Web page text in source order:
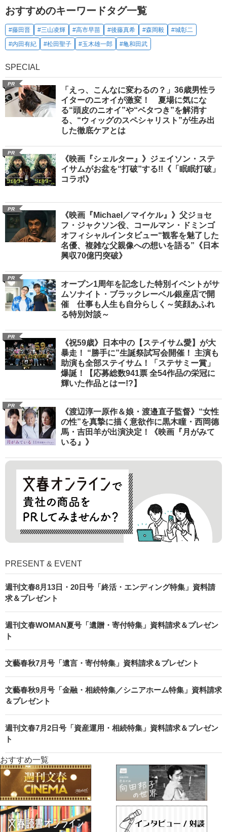
おすすめのキーワードタグ一覧
#藤田晋 #三山凌輝 #高市早苗 #後藤真希 #森岡毅
#城彰二
#内田有紀
#松田聖子 #玉木雄一郎 #亀和田武
SPECIAL
PR
「えっ、こんなに変わるの？」36歳男性ラ
イターのニオイが激変！ 夏場に気にな
る“頭皮のニオイ”や“ベタつき”を解消す
る、“ウィッグのスペシャリスト”が生み出
した徹底ケアとは
PR
《映画『シェルター』》ジェイソン・ステ
イサムがお盆を“打破”する!!《「眠眠打破」
コラボ》
PR
《映画『Michael／マイケル』》父ジョセ
フ・ジャクソン役、コールマン・ドミンゴ
オフィシャルインタビュー“観客を魅了した
名優、複雑な父親像への想いを語る”《日本
興収70億円突破》
PR
オープン1周年を記念した特別イベントがサ
ムソナイト・ブラックレーベル銀座店で開
催 仕事も人生も自分らしく～笑顔あふれ
る特別対談～
PR
《祝59歳》日本中の【ステイサム愛】が大
暴走！ “勝手に”生誕祭試写会開催！ 主演も
助演も全部ステイサム！「ステサミー賞」
爆誕！【応募総数941票 全54作品の栄冠に
輝いた作品とはー!?】
PR
《渡辺淳一原作＆娘・渡邉直子監督》“女性
の性”を真摯に描く意欲作に黒木瞳・西岡德
馬・吉田羊が出演決定！《映画『月がみて
いる』》
PRESENT & EVENT
週刊文春8月13日・20日号「終活・エンディング特集」資料請
求＆プレゼント
週刊文春WOMAN夏号「遺贈・寄付特集」資料請求＆プレゼン
ト
文藝春秋7月号「遺言・寄付特集」資料請求＆プレゼント
文藝春秋9月号「金融・相続特集／シニアホーム特集」資料請求
＆プレゼント
週刊文春7月2日号「資産運用・相続特集」資料請求＆プレゼン
ト
おすすめ一覧